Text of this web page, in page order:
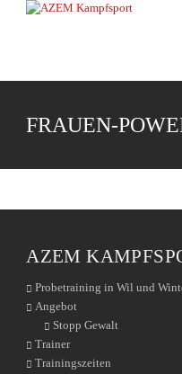
FRAUEN-
AZEM
Probetraining in Wil und
Angebot
Stopp Gewalt
Trainer
Trainingszeiten